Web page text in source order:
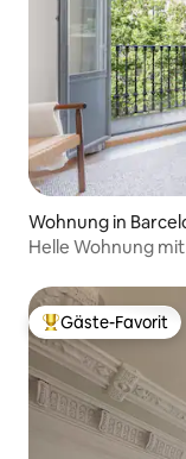
Wohnung in
Helle Wohnung
Beliebter Gäste-
Gäste-Favorit